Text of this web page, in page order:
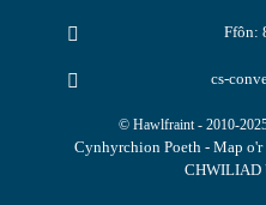
Ffôn:
cs-
© Hawlfraint - 2010-
Cynhyrchion Poeth- Map o'r
CHWILIAD